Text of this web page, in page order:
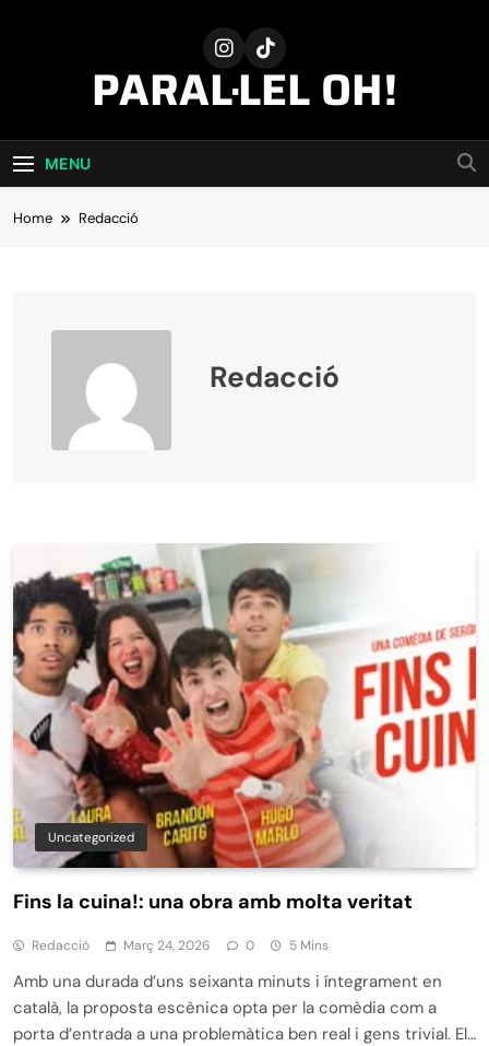
PARAL·LEL OH!
MENU
Home Redacció
Redacció
Uncategorized
Fins la cuina!: una obra amb molta veritat
Redacció Març 24, 2026 0 5 Mins
Amb una durada d’uns seixanta minuts i íntegrament en
català, la proposta escènica opta per la comèdia com a
porta d’entrada a una problemàtica ben real i gens trivial. El…